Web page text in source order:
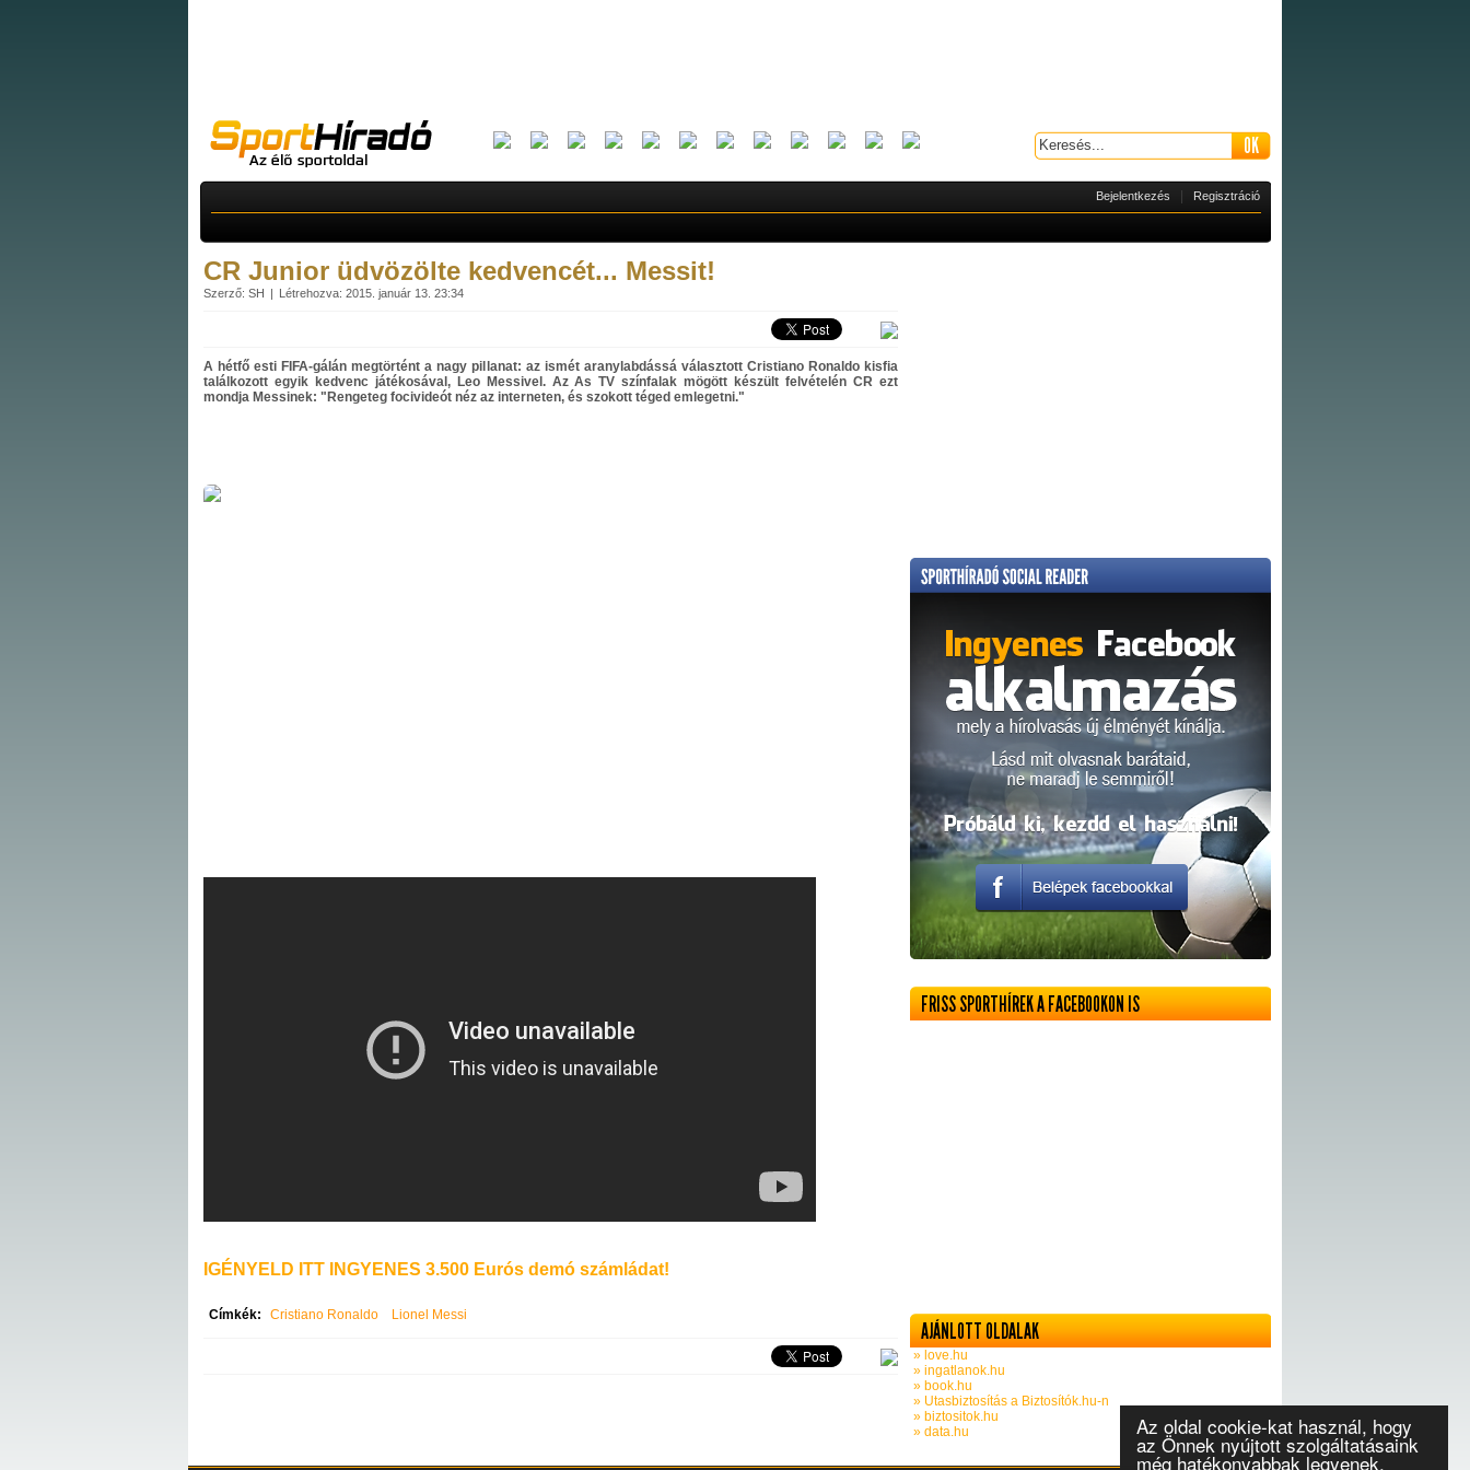
Az oldal cookie-kat használ, hogy
az Önnek nyújtott szolgáltatásaink
még hatékonyabbak legyenek.
Bejelentkezés Regisztráció
CR Junior üdvözölte kedvencét... Messit!
Szerző: SH Létrehozva: 2015. január 13. 23:34
A hétfő esti FIFA-gálán megtörtént a nagy pillanat: az ismét aranylabdássá választott Cristiano Ronaldo kisfia
találkozott egyik kedvenc játékosával, Leo Messivel. Az As TV színfalak mögött készült felvételén CR ezt
mondja Messinek: "Rengeteg focivideót néz az interneten, és szokott téged emlegetni."
IGÉNYELD ITT INGYENES 3.500 Eurós demó számládat!
Címkék: Cristiano Ronaldo Lionel Messi
FRISS SPORTHÍREK A FACEBOOKON IS
AJÁNLOTT OLDALAK
» love.hu
» ingatlanok.hu
» book.hu
» Utasbiztosítás a Biztosítók.hu-n
» biztositok.hu
» data.hu